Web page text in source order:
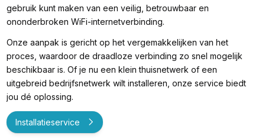
gebruik kunt maken van een veilig, betrouwbaar en
ononderbroken WiFi-internetverbinding.
Onze aanpak is gericht op het vergemakkelijken van het
proces, waardoor de draadloze verbinding zo snel mogelijk
beschikbaar is. Of je nu een klein thuisnetwerk of een
uitgebreid bedrijfsnetwerk wilt installeren, onze service biedt
jou dé oplossing.
Installatieservice